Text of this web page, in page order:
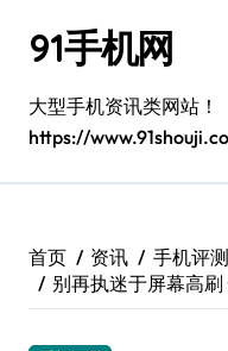
91手机网
大型手机资讯类网站！
https://
首页 资讯 手机评测
别再执迷于屏幕高